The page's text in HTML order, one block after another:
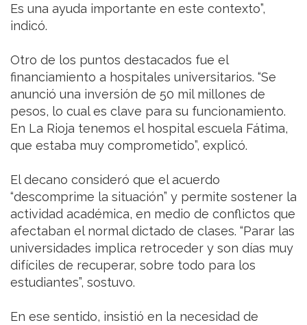
Es una ayuda importante en este contexto”,
indicó.
Otro de los puntos destacados fue el
financiamiento a hospitales universitarios. “Se
anunció una inversión de 50 mil millones de
pesos, lo cual es clave para su funcionamiento.
En La Rioja tenemos el hospital escuela Fátima,
que estaba muy comprometido”, explicó.
El decano consideró que el acuerdo
“descomprime la situación” y permite sostener la
actividad académica, en medio de conflictos que
afectaban el normal dictado de clases. “Parar las
universidades implica retroceder y son días muy
difíciles de recuperar, sobre todo para los
estudiantes”, sostuvo.
En ese sentido, insistió en la necesidad de